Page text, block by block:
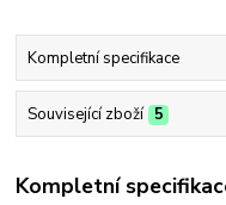
Kompletní specifikace
Související zboží 5
Kompletní